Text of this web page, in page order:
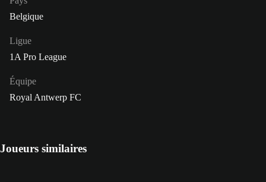
Belgique
Ligue
1A Pro League
Équipe
Royal Antwerp FC
Joueurs similaires